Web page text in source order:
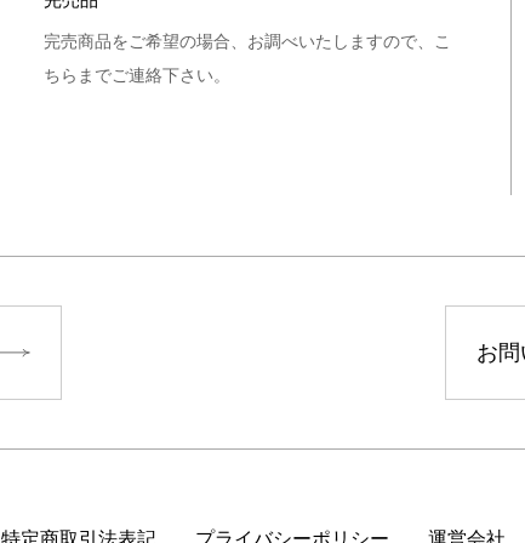
完売商品をご希望の場合、お調べいたしますので、こ
ちらまでご連絡下さい。
お
特定商取引法表記 プライバシーポリシー 運営会社